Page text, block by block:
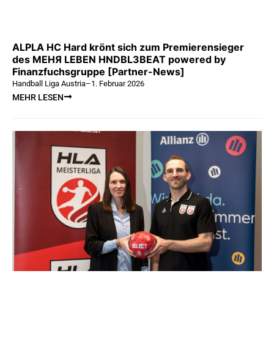
ALPLA HC Hard krönt sich zum Premierensieger
des MEHЯ LEBEN HNDBL3BEAT powered by
Finanzfuchsgruppe [Partner-News]
Handball Liga Austria–1. Februar 2026
MEHR LESEN